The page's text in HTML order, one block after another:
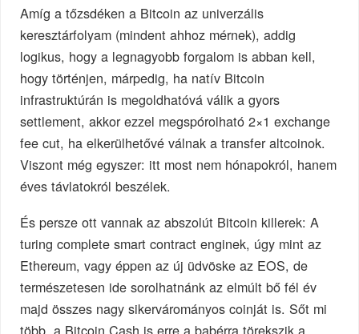
Amíg a tőzsdéken a Bitcoin az univerzális
keresztárfolyam (mindent ahhoz mérnek), addig
logikus, hogy a legnagyobb forgalom is abban kell,
hogy történjen, márpedig, ha natív Bitcoin
infrastruktúrán is megoldhatóvá válik a gyors
settlement, akkor ezzel megspórolható 2×1 exchange
fee cut, ha elkerülhetővé válnak a transfer altcoinok.
Viszont még egyszer: itt most nem hónapokról, hanem
éves távlatokról beszélek.
És persze ott vannak az abszolút Bitcoin killerek: A
turing complete smart contract enginek, úgy mint az
Ethereum, vagy éppen az új üdvöske az EOS, de
természetesen ide sorolhatnánk az elmúlt bő fél év
majd összes nagy sikervárományos coinját is. Sőt mi
több, a Bitcoin Cash is erre a babérra törekszik a